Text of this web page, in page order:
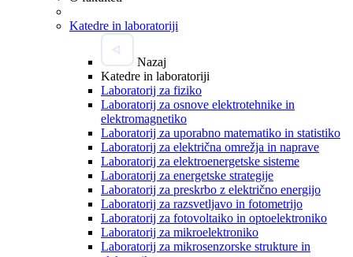
Katedre in laboratoriji
Nazaj
Katedre in laboratoriji
Laboratorij za fiziko
Laboratorij za osnove elektrotehnike in
elektromagnetiko
Laboratorij za uporabno matematiko in statistiko
Laboratorij za električna omrežja in naprave
Laboratorij za elektroenergetske sisteme
Laboratorij za energetske strategije
Laboratorij za preskrbo z električno energijo
Laboratorij za razsvetljavo in fotometrijo
Laboratorij za fotovoltaiko in optoelektroniko
Laboratorij za mikroelektroniko
Laboratorij za mikrosenzorske strukture in